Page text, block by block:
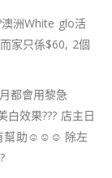
澳洲White glo活
家只係$60, 2個
都會用黎急
白效果??? 店主日
幫助 ☺ ☺ ☺ 除左
?